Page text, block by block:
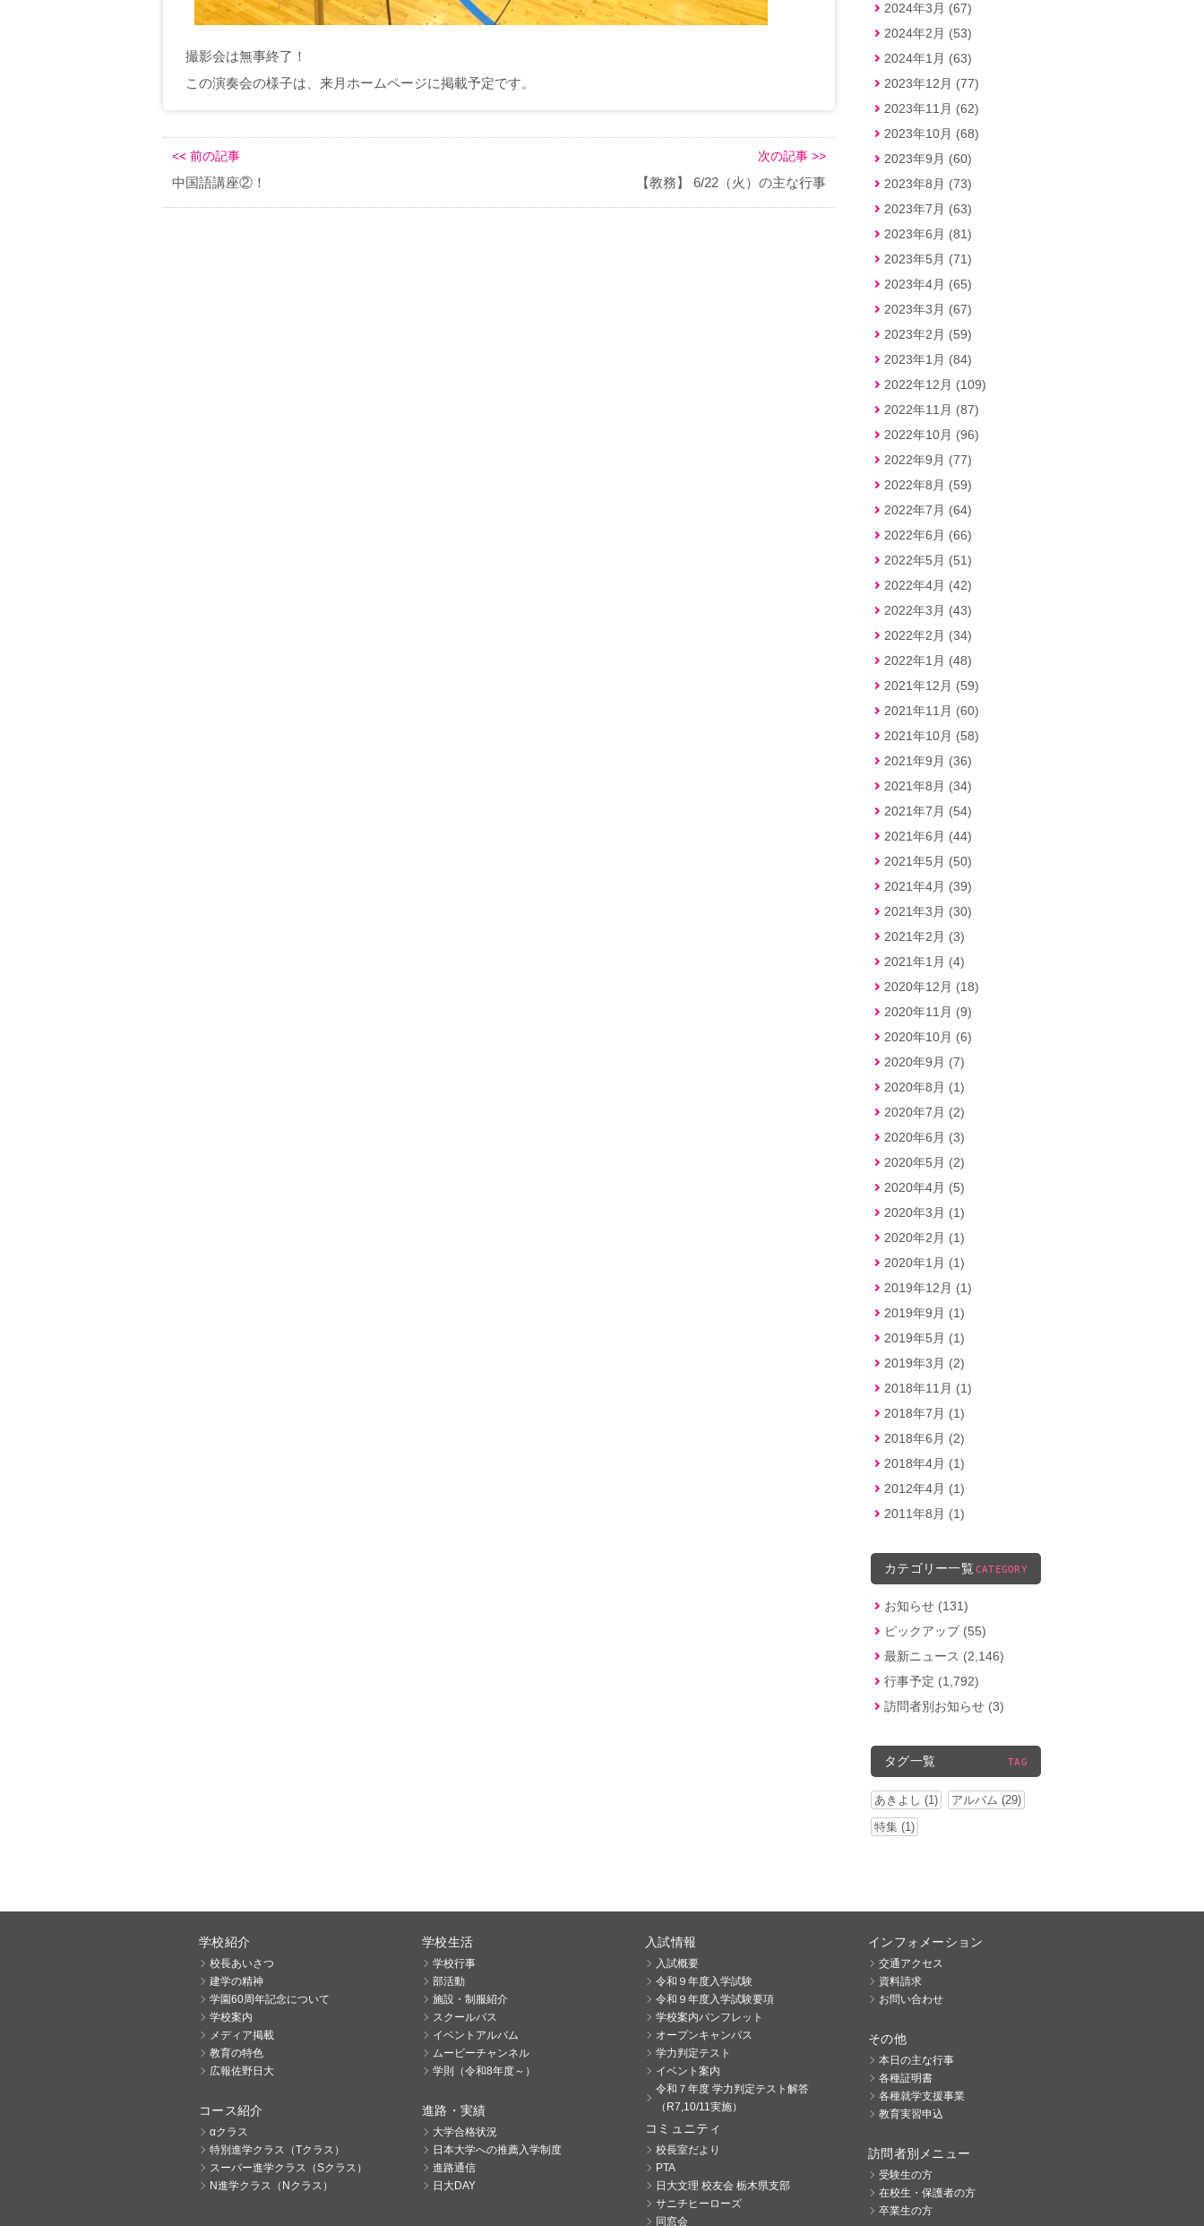
撮影会は無事終了！
この演奏会の様子は、来月ホームページに掲載予定です。
<< 前の記事
中国語講座②！
次の記事 >>
【教務】 6/22（火）の主な行事
2024年3月 (67)
2024年2月 (53)
2024年1月 (63)
2023年12月 (77)
2023年11月 (62)
2023年10月 (68)
2023年9月 (60)
2023年8月 (73)
2023年7月 (63)
2023年6月 (81)
2023年5月 (71)
2023年4月 (65)
2023年3月 (67)
2023年2月 (59)
2023年1月 (84)
2022年12月 (109)
2022年11月 (87)
2022年10月 (96)
2022年9月 (77)
2022年8月 (59)
2022年7月 (64)
2022年6月 (66)
2022年5月 (51)
2022年4月 (42)
2022年3月 (43)
2022年2月 (34)
2022年1月 (48)
2021年12月 (59)
2021年11月 (60)
2021年10月 (58)
2021年9月 (36)
2021年8月 (34)
2021年7月 (54)
2021年6月 (44)
2021年5月 (50)
2021年4月 (39)
2021年3月 (30)
2021年2月 (3)
2021年1月 (4)
2020年12月 (18)
2020年11月 (9)
2020年10月 (6)
2020年9月 (7)
2020年8月 (1)
2020年7月 (2)
2020年6月 (3)
2020年5月 (2)
2020年4月 (5)
2020年3月 (1)
2020年2月 (1)
2020年1月 (1)
2019年12月 (1)
2019年9月 (1)
2019年5月 (1)
2019年3月 (2)
2018年11月 (1)
2018年7月 (1)
2018年6月 (2)
2018年4月 (1)
2012年4月 (1)
2011年8月 (1)
カテゴリー一覧 CATEGORY
お知らせ (131)
ピックアップ (55)
最新ニュース (2,146)
行事予定 (1,792)
訪問者別お知らせ (3)
タグ一覧 TAG
あきよし (1)
アルバム (29)
特集 (1)
学校紹介
校長あいさつ
建学の精神
学園60周年記念について
学校案内
メディア掲載
教育の特色
広報佐野日大
コース紹介
αクラス
特別進学クラス（Tクラス）
スーパー進学クラス（Sクラス）
N進学クラス（Nクラス）
学校生活
学校行事
部活動
施設・制服紹介
スクールバス
イベントアルバム
ムービーチャンネル
学則（令和8年度～）
進路・実績
大学合格状況
日本大学への推薦入学制度
進路通信
日大DAY
入試情報
入試概要
令和９年度入学試験
令和９年度入学試験要項
学校案内パンフレット
オープンキャンパス
学力判定テスト
イベント案内
令和７年度 学力判定テスト解答
（R7,10/11実施）
コミュニティ
校長室だより
PTA
日大文理 校友会 栃木県支部
サニチヒーローズ
同窓会
インフォメーション
交通アクセス
資料請求
お問い合わせ
その他
本日の主な行事
各種証明書
各種就学支援事業
教育実習申込
訪問者別メニュー
受験生の方
在校生・保護者の方
卒業生の方